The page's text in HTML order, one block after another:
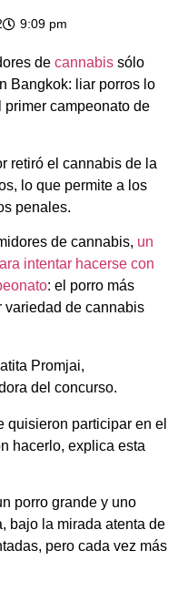
9:09 pm
de cannabis sólo
Bangkok: liar porros lo
campeonato de
retiró el cannabis de la
lo que permite a los
penales.
de cannabis, un
intentar hacerse con
: el porro más
variedad de cannabis
Promjai,
del concurso.
quisieron participar en el
hacerlo, explica esta
porro grande y uno
bajo la mirada atenta de
pero cada vez más